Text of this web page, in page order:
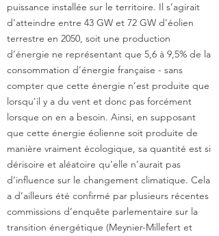
puissance installée sur le territoire. Il s’agirait
d’atteindre entre 43 GW et 72 GW d’éolien
terrestre en 2050, soit une production
d’énergie ne représentant que 5,6 à 9,5% de la
consommation d’énergie française - sans
compter que cette énergie n’est produite que
lorsqu'il y a du vent et donc pas forcément
lorsque on en a besoin. Ainsi, en supposant
que cette énergie éolienne soit produite de
manière vraiment écologique, sa quantité est si
dérisoire et aléatoire qu’elle n’aurait pas
d’influence sur le changement climatique. Cela
a d’ailleurs été confirmé par plusieurs récentes
commissions d’enquête parlementaire sur la
transition énergétique (Meynier-Millefert et